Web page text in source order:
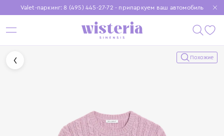
Valet-паркинг: 8 (495) 445-27-72 - припаркуем ваш автомобиль
Бесплатная доставка при заказе от 15 000 ₽
Установите приложение, чтобы покупки были еще удобнее
Похожие